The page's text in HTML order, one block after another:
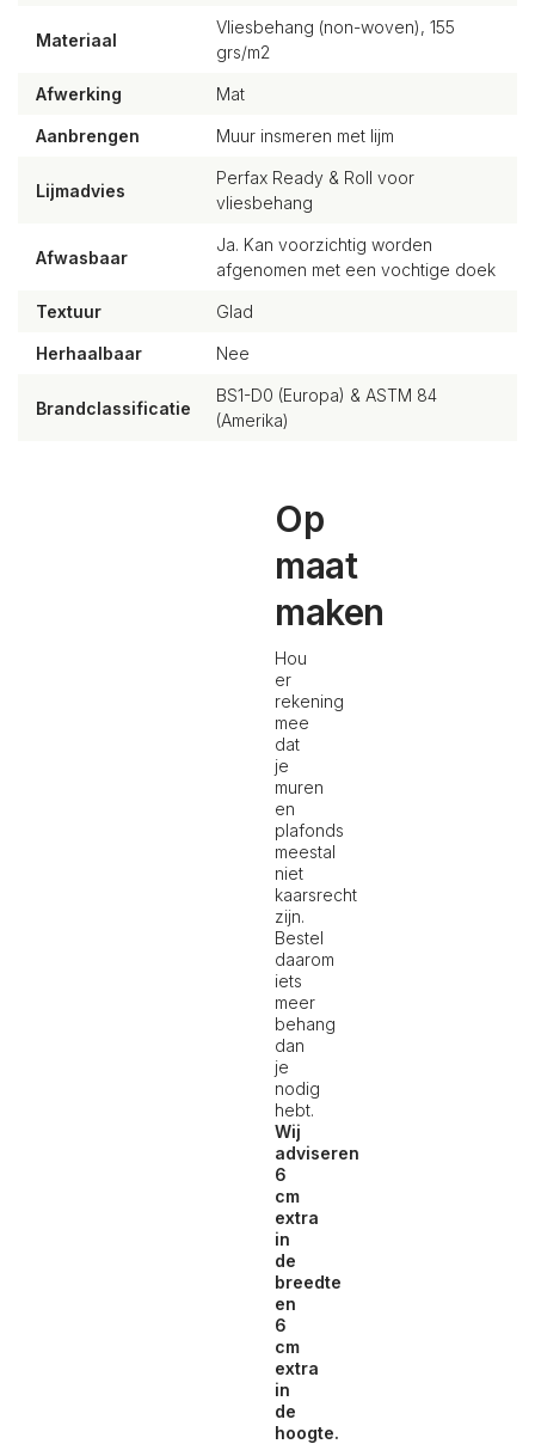
Materiaal
Vliesbehang (non-woven), 155
grs/m2
Afwerking Mat
Aanbrengen Muur insmeren met lijm
Lijmadvies
Perfax Ready & Roll voor
vliesbehang
Afwasbaar
Ja. Kan voorzichtig worden
afgenomen met een vochtige doek
Textuur Glad
Herhaalbaar Nee
Brandclassificatie
BS1-D0 (Europa) & ASTM 84
(Amerika)
Op
maat
maken
Hou
er
rekening
mee
dat
je
muren
en
plafonds
meestal
niet
kaarsrecht
zijn.
Bestel
daarom
iets
meer
behang
dan
je
nodig
hebt.
Wij
adviseren
6
cm
extra
in
de
breedte
en
6
cm
extra
in
de
hoogte.